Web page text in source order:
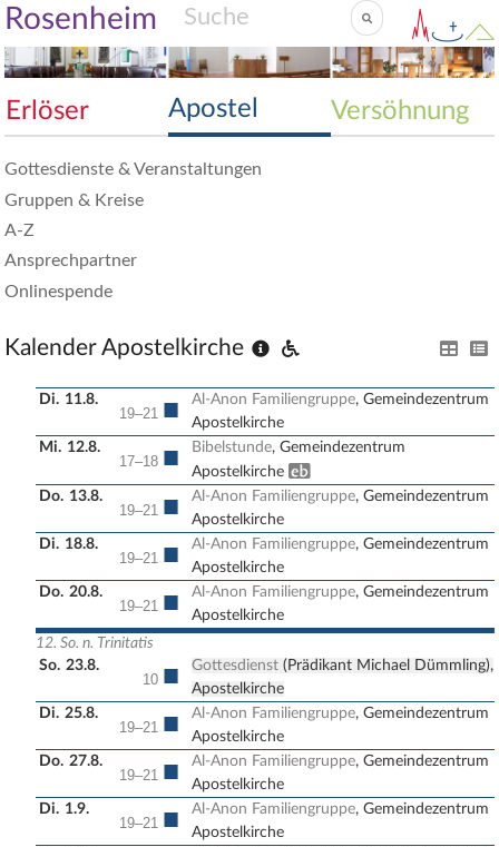
Rosenheim
Erlöser Apostel Versöhnung
Gottesdienste & Veranstaltungen
Gruppen & Kreise
A-Z
Ansprechpartner
Onlinespende
Kalender Apostelkirche
Di. 11.8.
19–21 ■ Al-Anon Familiengruppe, Gemeindezentrum
Apostelkirche
Mi. 12.8.
17–18 ■ Bibelstunde, Gemeindezentrum
Apostelkirche Erwachsenenbildung
Do. 13.8.
19–21 ■ Al-Anon Familiengruppe, Gemeindezentrum
Apostelkirche
Di. 18.8.
19–21 ■ Al-Anon Familiengruppe, Gemeindezentrum
Apostelkirche
Do. 20.8.
19–21 ■ Al-Anon Familiengruppe, Gemeindezentrum
Apostelkirche
12. So. n. Trinitatis
So. 23.8.
10 ■ Gottesdienst (Prädikant Michael Dümmling),
Apostelkirche
Di. 25.8.
19–21 ■ Al-Anon Familiengruppe, Gemeindezentrum
Apostelkirche
Do. 27.8.
19–21 ■ Al-Anon Familiengruppe, Gemeindezentrum
Apostelkirche
Di. 1.9.
19–21 ■ Al-Anon Familiengruppe, Gemeindezentrum
Apostelkirche